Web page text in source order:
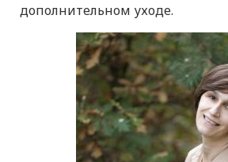
дополнительном уходе.